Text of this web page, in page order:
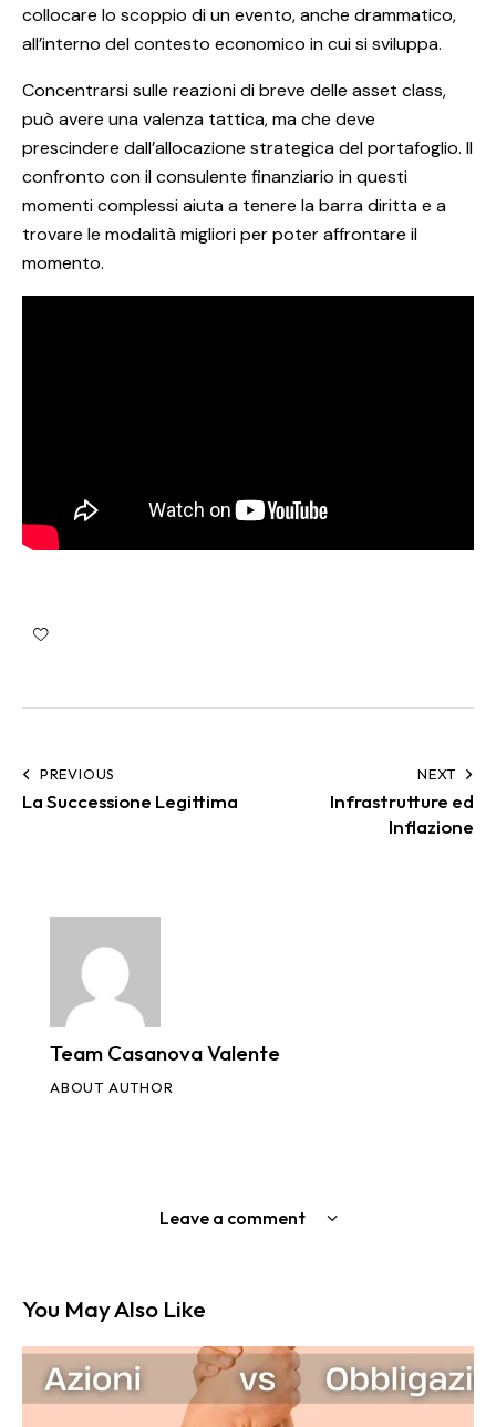
collocare lo scoppio di un evento, anche drammatico,
all’interno del contesto economico in cui si sviluppa.
Concentrarsi sulle reazioni di breve delle asset class,
può avere una valenza tattica, ma che deve
prescindere dall’allocazione strategica del portafoglio. Il
confronto con il consulente finanziario in questi
momenti complessi aiuta a tenere la barra diritta e a
trovare le modalità migliori per poter affrontare il
momento.
PREVIOUS
La Successione Legittima
NEXT
Infrastrutture ed
Inflazione
Team Casanova Valente
ABOUT AUTHOR
Leave a comment
You May Also Like